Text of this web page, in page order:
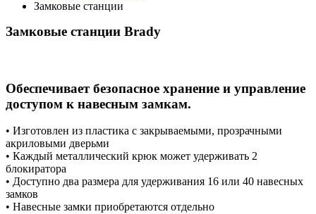
Замковые станции
Замковые станции Brady
Обеспечивает безопасное хранение и управление
доступом к навесным замкам.
• Изготовлен из пластика с закрываемыми, прозрачными
акриловыми дверьми
• Каждый металлический крюк может удерживать 2
блокиратора
• Доступно два размера для удерживания 16 или 40 навесных
замков
• Навесные замки приобретаются отдельно